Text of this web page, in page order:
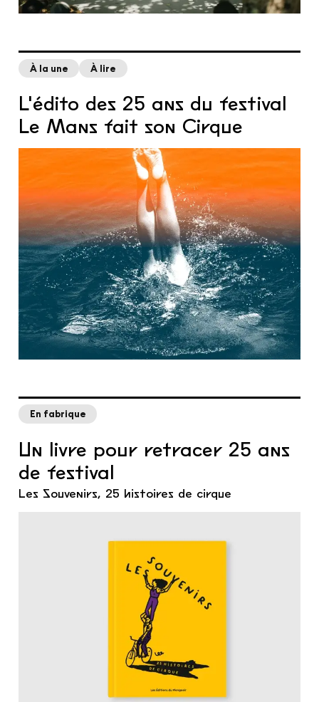
À la une À lire
L'édito des 25 ans du festival
Le Mans fait son Cirque
En fabrique
Un livre pour retracer 25 ans
de festival
Les Souvenirs, 25 histoires de cirque